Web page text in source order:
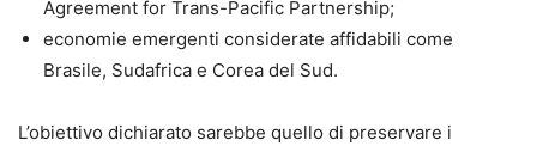
Agreement for Trans-Pacific Partnership;
economie emergenti considerate affidabili come
Brasile, Sudafrica e Corea del Sud.
L’obiettivo dichiarato sarebbe quello di preservare i